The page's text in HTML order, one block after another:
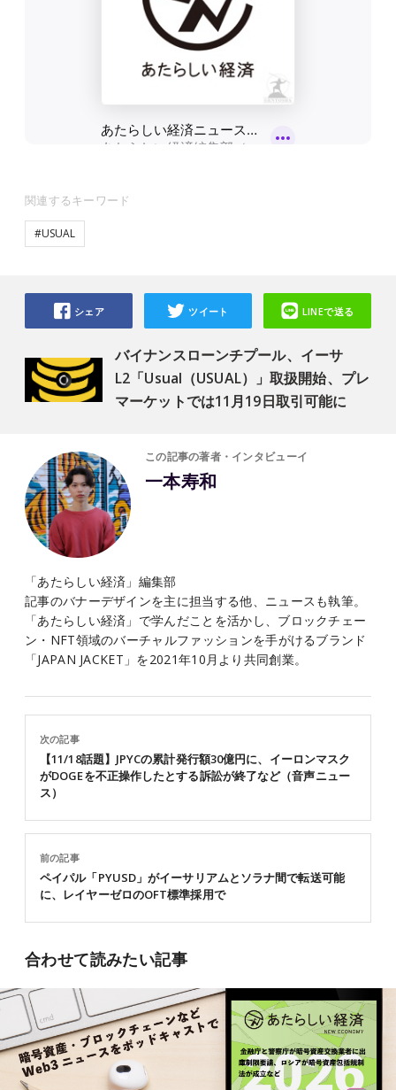
関連するキーワード
#USUAL
バイナンスローンチプール、イーサ
L2「Usual（USUAL）」取扱開始、プレ
マーケットでは11月19日取引可能に
シェア ツイート LINEで送る
この記事の著者・インタビューイ
一本寿和
「あたらしい経済」編集部
記事のバナーデザインを主に担当する他、ニュースも執筆。
「あたらしい経済」で学んだことを活かし、ブロックチェー
ン・NFT領域のバーチャルファッションを手がけるブランド
「JAPAN JACKET」を2021年10月より共同創業。
前の記事
ペイパル「PYUSD」がイーサリアムとソラナ間で転送可能
に、レイヤーゼロのOFT標準採用で
次の記事
【11/18話題】JPYCの累計発行額30億円に、イーロンマスク
がDOGEを不正操作したとする訴訟が終了など（音声ニュー
ス）
合わせて読みたい記事